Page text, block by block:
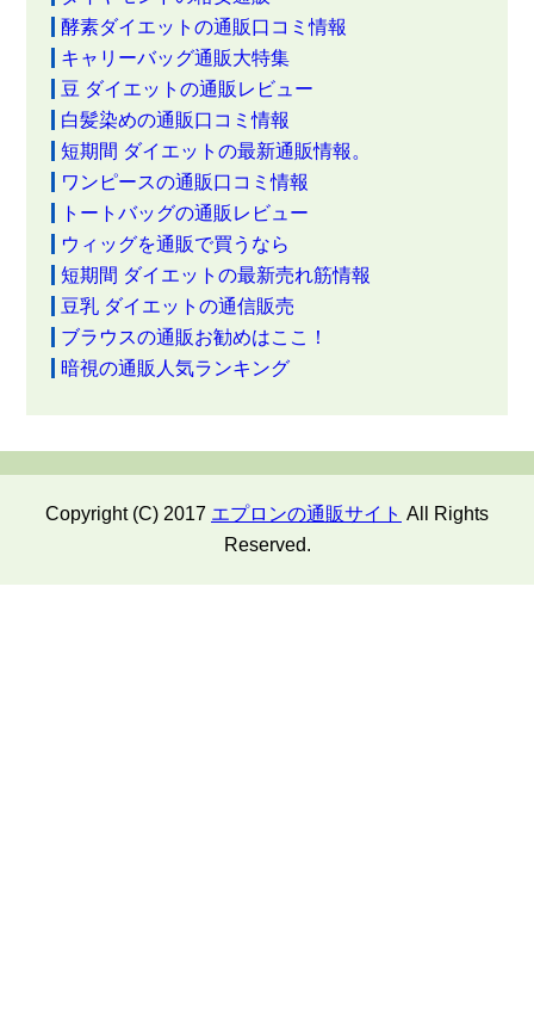
酵素ダイエットの通販口コミ情報
キャリーバッグ通販大特集
豆 ダイエットの通販レビュー
白髪染めの通販口コミ情報
短期間 ダイエットの最新通販情報。
ワンピースの通販口コミ情報
トートバッグの通販レビュー
ウィッグを通販で買うなら
短期間 ダイエットの最新売れ筋情報
豆乳 ダイエットの通信販売
ブラウスの通販お勧めはここ！
暗視の通販人気ランキング
Copyright (C) 2017 エプロンの通販サイト All Rights
Reserved.